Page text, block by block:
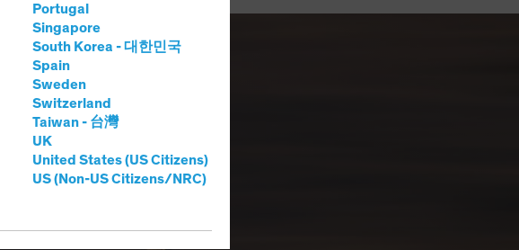
Portugal
Singapore
South Korea - 대한민국
Spain
Sweden
Switzerland
Taiwan - 台灣
UK
United States (US Citizens)
US (Non-US Citizens/NRC)